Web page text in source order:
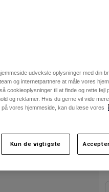
udveksle oplysninger med din
og internetpartnere at måle vores
cookieoplysninger til at finde og rette fejl
og reklamer. Hvis du gerne vil vide
vores hjemmeside, kan du læse vores
Kun de vigtigste